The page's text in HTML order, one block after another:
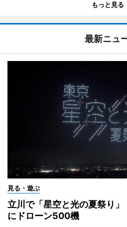
もっと見る
最新ニュ
見る・遊ぶ
立川で「星空と光の夏祭り
にドローン500機